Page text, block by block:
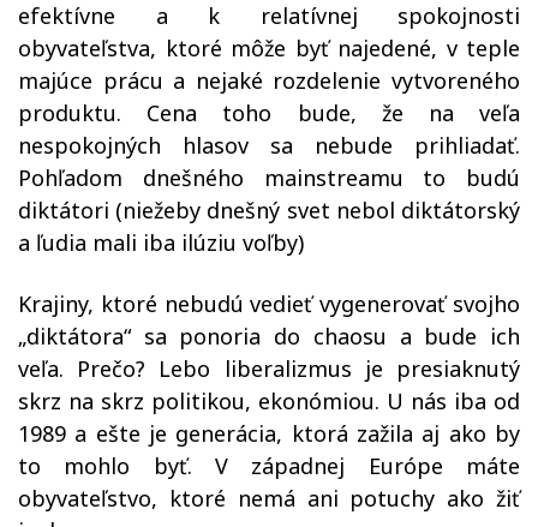
efektívne a k relatívnej spokojnosti
obyvateľstva, ktoré môže byť najedené, v teple
majúce prácu a nejaké rozdelenie vytvoreného
produktu. Cena toho bude, že na veľa
nespokojných hlasov sa nebude prihliadať.
Pohľadom dnešného mainstreamu to budú
diktátori (niežeby dnešný svet nebol diktátorský
a ľudia mali iba ilúziu voľby)
Krajiny, ktoré nebudú vedieť vygenerovať svojho
„diktátora“ sa ponoria do chaosu a bude ich
veľa. Prečo? Lebo liberalizmus je presiaknutý
skrz na skrz politikou, ekonómiou. U nás iba od
1989 a ešte je generácia, ktorá zažila aj ako by
to mohlo byť. V západnej Európe máte
obyvateľstvo, ktoré nemá ani potuchy ako žiť